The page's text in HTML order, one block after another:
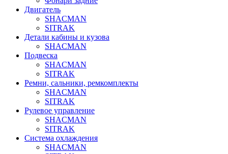
Двигатель
SHACMAN
SITRAK
Детали кабины и кузова
SHACMAN
Подвеска
SHACMAN
SITRAK
Ремни, сальники, ремкомплекты
SHACMAN
SITRAK
Рулевое управление
SHACMAN
SITRAK
Система охлаждения
SHACMAN